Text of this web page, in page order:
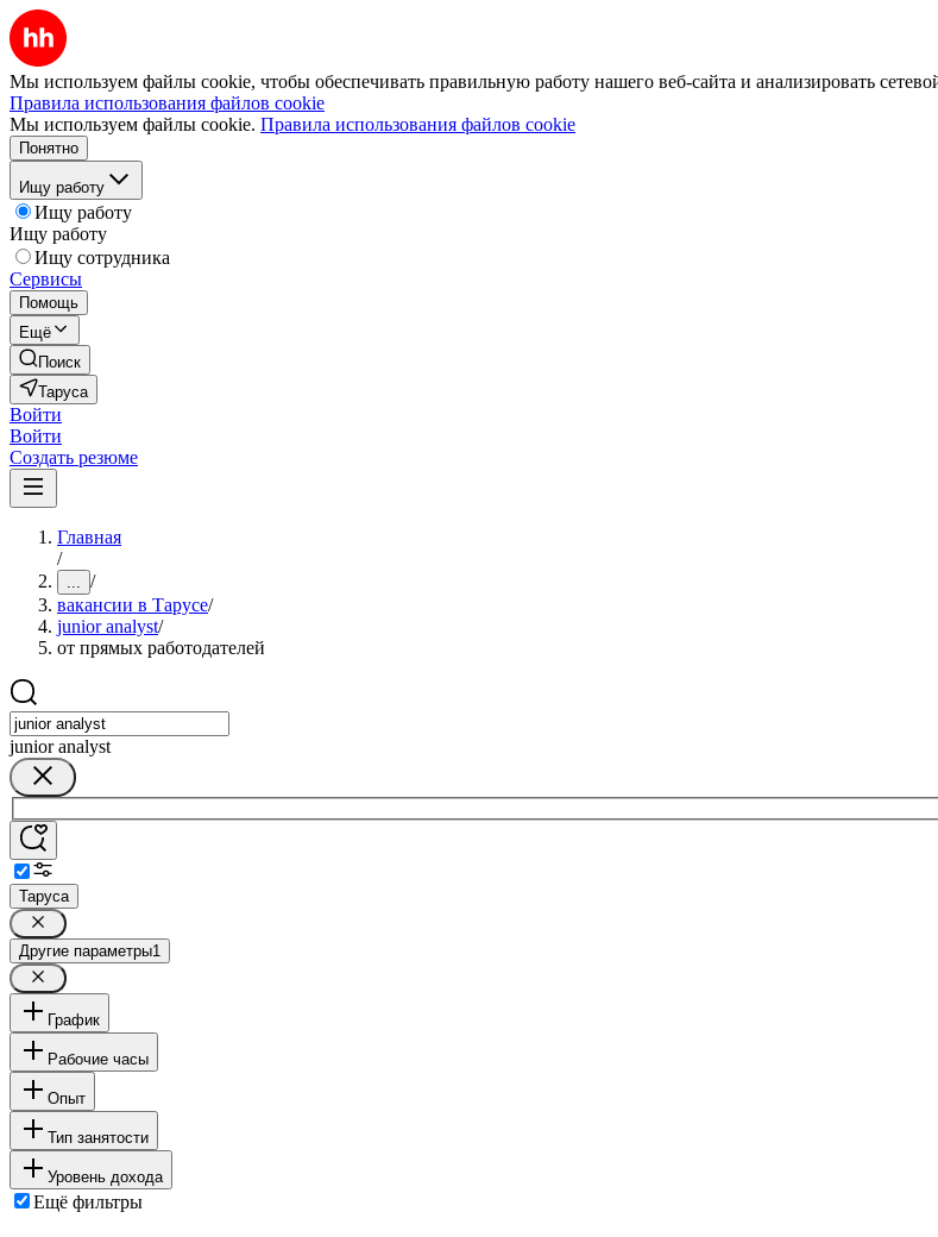
Мы используем файлы cookie, чтобы обеспечивать правильную работу нашего веб-сайта и анализировать
Правила использования файлов cookie
Мы используем файлы cookie. Правила использования файлов cookie
Понятно
Ищу работу
Ищу работу
Ищу работу
Ищу сотрудника
Сервисы
Помощь
Ещё
Поиск
Таруса
Войти
Войти
Создать резюме
Главная
/
... /
вакансии в Тарусе/
junior analyst/
от прямых работодателей
junior analyst
Таруса
Другие параметры1
График
Рабочие часы
Опыт
Тип занятости
Уровень дохода
Ещё фильтры